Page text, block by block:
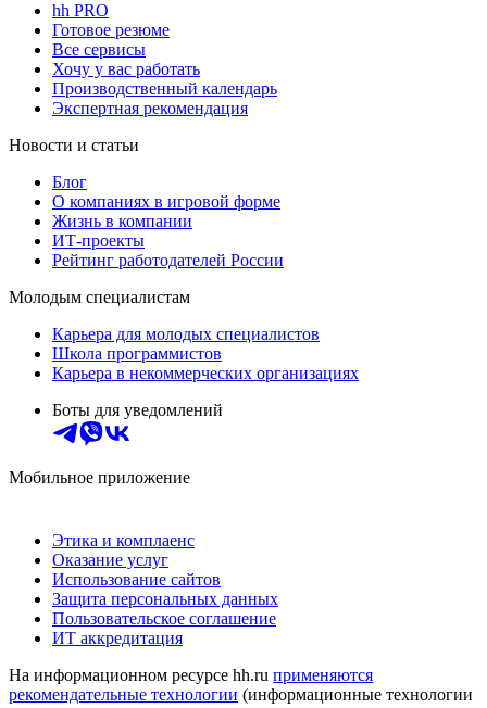
hh PRO
Готовое резюме
Все сервисы
Хочу у вас работать
Производственный календарь
Экспертная рекомендация
Новости и статьи
Блог
О компаниях в игровой форме
Жизнь в компании
ИТ-проекты
Рейтинг работодателей России
Молодым специалистам
Карьера для молодых специалистов
Школа программистов
Карьера в некоммерческих организациях
Боты для уведомлений
Мобильное приложение
Этика и комплаенс
Оказание услуг
Использование сайтов
Защита персональных данных
Пользовательское соглашение
ИТ аккредитация
На информационном ресурсе hh.ru применяются
рекомендательные технологии (информационные технологии